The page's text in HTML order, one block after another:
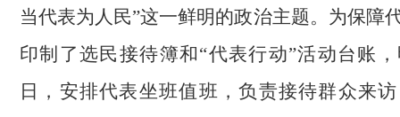
当代表为人民”这一鲜明的政治主题。 为保障
印制了选民接待簿和“代表行动”活动台账
日，安排代表坐班值班，负责接待群众来